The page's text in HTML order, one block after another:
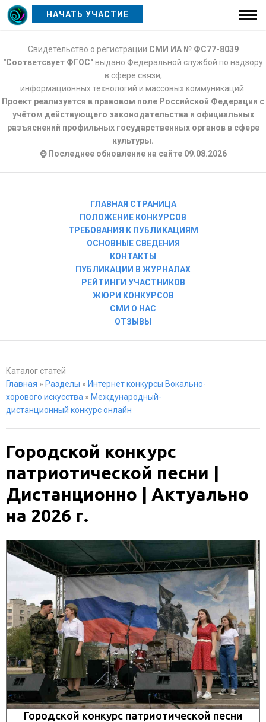
НАЧАТЬ УЧАСТИЕ
Свидетельство о регистрации СМИ ИА № ФС77-8039
"Соответсвует ФГОС"выдано Федеральной службой по надзору
в сфере связи,
информационных технологий и массовых коммуникаций.
Проект реализуется в правовом поле Российской Федерации с
учётом действующего законодательства и официальных
разъяснений профильных государственных органов в сфере
культуры.
⌚ Последнее обновление на сайте 09.08.2026
ГЛАВНАЯ СТРАНИЦА
ПОЛОЖЕНИЕ КОНКУРСОВ
ТРЕБОВАНИЯ К ПУБЛИКАЦИЯМ
ОСНОВНЫЕ СВЕДЕНИЯ
КОНТАКТЫ
ПУБЛИКАЦИИ В ЖУРНАЛАХ
РЕЙТИНГИ УЧАСТНИКОВ
ЖЮРИ КОНКУРСОВ
СМИ О НАС
ОТЗЫВЫ
Каталог статей
Главная » Разделы » Интернет конкурсы Вокально-
хорового искусства » Международный-
дистанционный конкурс онлайн
Городской конкурс
патриотической песни |
Дистанционно | Актуально
на 2026 г.
Городской конкурс патриотической песни